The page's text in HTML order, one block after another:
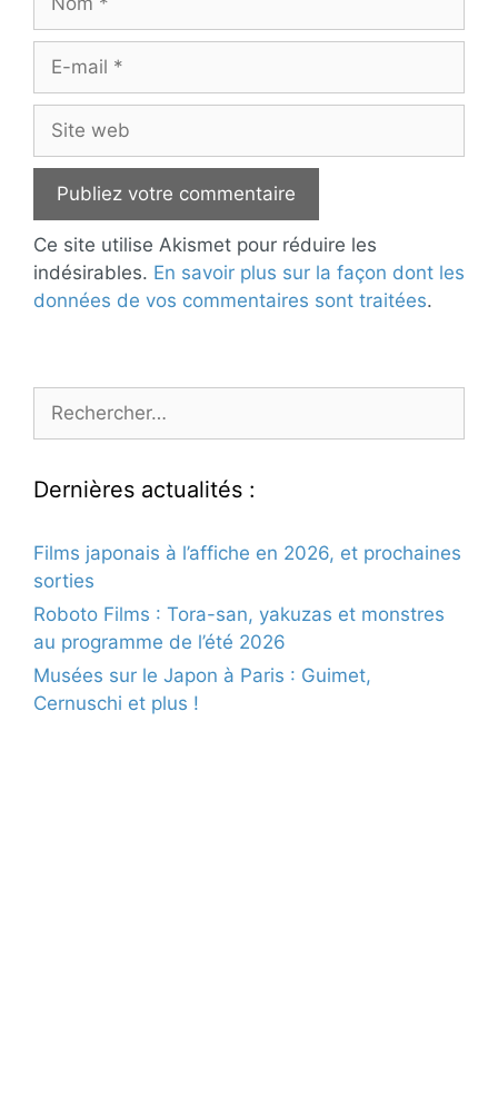
mail
web
Ce site utilise Akismet pour réduire les
indésirables. En savoir plus sur la façon dont les
données de vos commentaires sont traitées.
Rechercher :
Dernières actualités :
Films japonais à l’affiche en 2026, et prochaines
sorties
Roboto Films : Tora-san, yakuzas et monstres
au programme de l’été 2026
Musées sur le Japon à Paris : Guimet,
Cernuschi et plus !